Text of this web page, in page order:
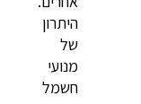
היתרון
של
מנועי
חשמל